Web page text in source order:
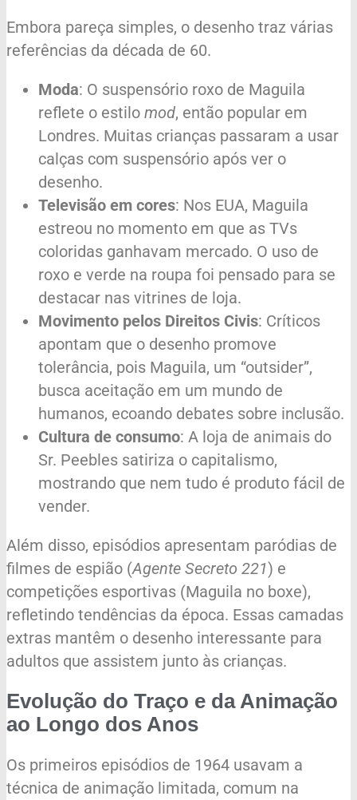
Embora pareça simples, o desenho traz várias
referências da década de 60.
Moda: O suspensório roxo de Maguila
reflete o estilo mod, então popular em
Londres. Muitas crianças passaram a usar
calças com suspensório após ver o
desenho.
Televisão em cores: Nos EUA, Maguila
estreou no momento em que as TVs
coloridas ganhavam mercado. O uso de
roxo e verde na roupa foi pensado para se
destacar nas vitrines de loja.
Movimento pelos Direitos Civis: Críticos
apontam que o desenho promove
tolerância, pois Maguila, um “outsider”,
busca aceitação em um mundo de
humanos, ecoando debates sobre inclusão.
Cultura de consumo: A loja de animais do
Sr. Peebles satiriza o capitalismo,
mostrando que nem tudo é produto fácil de
vender.
Além disso, episódios apresentam paródias de
filmes de espião (Agente Secreto 221) e
competições esportivas (Maguila no boxe),
refletindo tendências da época. Essas camadas
extras mantêm o desenho interessante para
adultos que assistem junto às crianças.
Evolução do Traço e da Animação
ao Longo dos Anos
Os primeiros episódios de 1964 usavam a
técnica de animação limitada, comum na